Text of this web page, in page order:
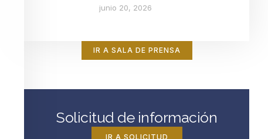
junio 20, 2026
IR A SALA DE PRENSA
Solicitud de información
IR A SOLICITUD